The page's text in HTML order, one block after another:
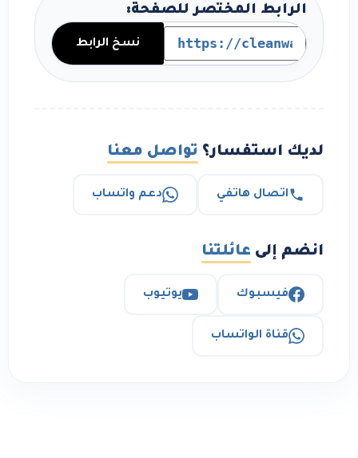
الرابط المختصر للصفحة:
نسخ الرابط
لديك استفسار؟ تواصل معنا
اتصال هاتفي دعم واتساب
انضم إلى عائلتنا
فيسبوك يوتيوب
قناة الواتساب